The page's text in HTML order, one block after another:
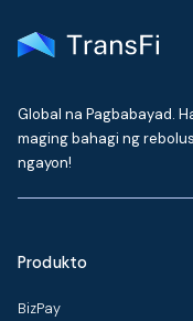
Global na Pagbabayad.
maging bahagi ng
ngayon!
Produkto
BizPay